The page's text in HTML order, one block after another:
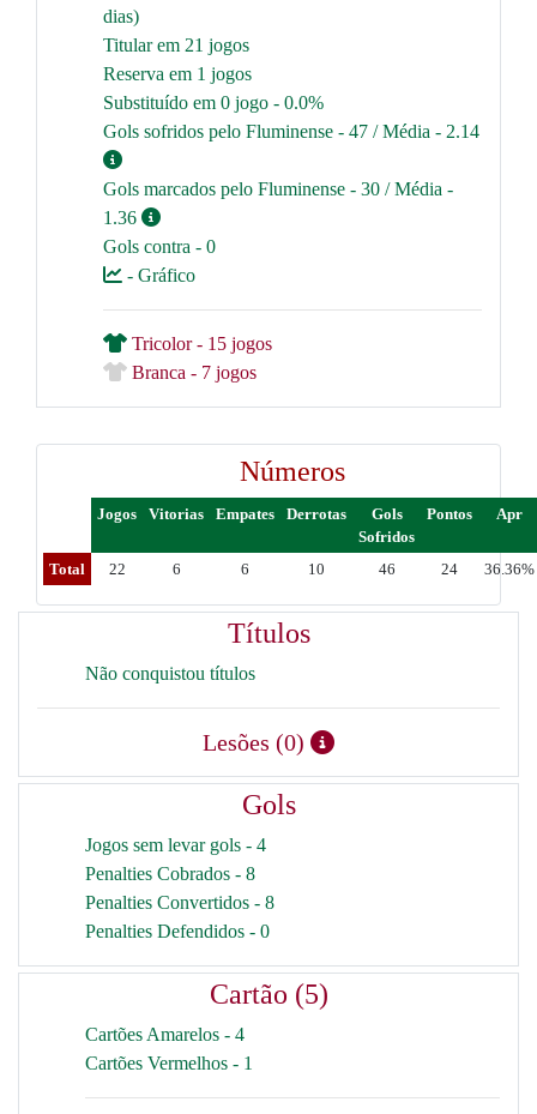
dias)
Titular em 21 jogos
Reserva em 1 jogos
Substituído em 0 jogo - 0.0%
Gols sofridos pelo Fluminense - 47 / Média - 2.14
Gols marcados pelo Fluminense - 30 / Média -
1.36
Gols contra - 0
- Gráfico
Tricolor - 15 jogos
Branca - 7 jogos
Números
Jogos Vitorias Empates Derrotas
Gols
Sofridos
Pontos Apr
Total 22 6 6 10 46 24 36.36%
Títulos
Não conquistou títulos
Lesões (0)
Gols
Jogos sem levar gols - 4
Penalties Cobrados - 8
Penalties Convertidos - 8
Penalties Defendidos - 0
Cartão (5)
Cartões Amarelos - 4
Cartões Vermelhos - 1